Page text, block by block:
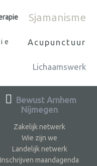
Sjamanisme
Acupunctuur
Lichaamswerk
Bewust Arnhem
Nijmegen
Zakelijk netwerk
Wie zijn we
Landelijk netwerk
Inschrijven maandagenda